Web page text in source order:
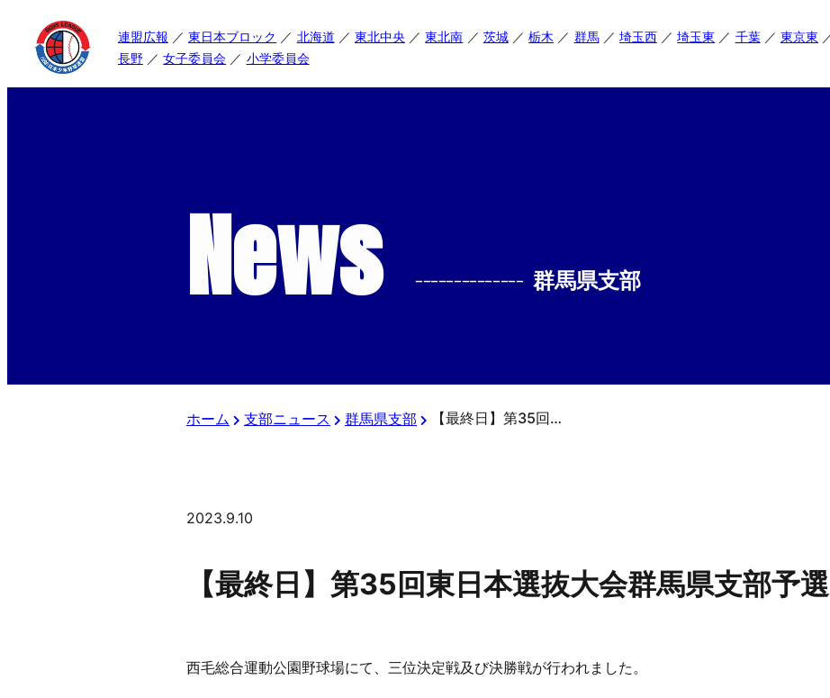
連盟広報 東日本ブロック 北海道 東北中央 東北南 茨城 栃木 群馬 埼玉西 埼玉東 千葉 東京東
長野
女子委員会 小学委員会
News -------------- 群馬県支部
ホーム 支部ニュース 群馬県支部 【最終日】第35回東日本選抜大会群馬県支部予選
2023.9.10
【最終日】第35回東日本選抜大会群馬県支部予選
西毛総合運動公園野球場にて、三位決定戦及び決勝戦が行われました。